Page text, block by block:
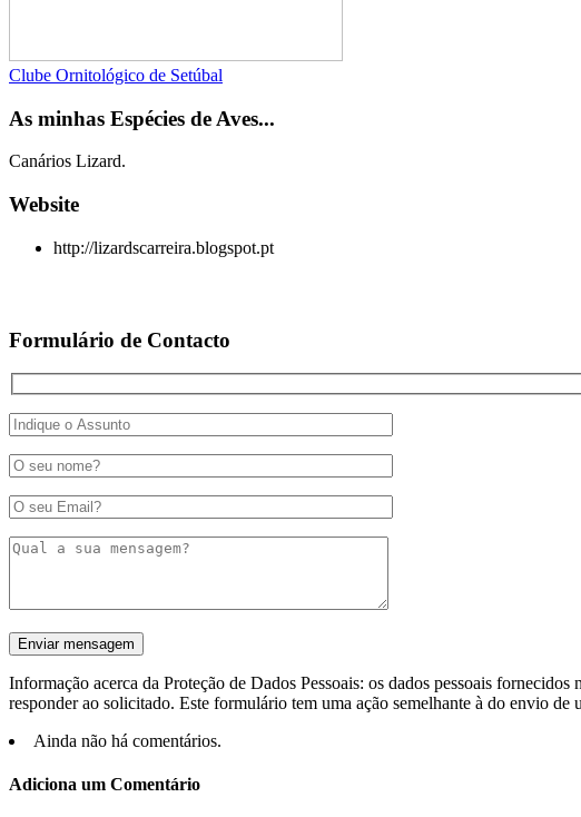
Clube Ornitológico de Setúbal
As minhas Espécies de Aves...
Canários Lizard.
Website
http://lizardscarreira.blogspot.pt
Formulário de Contacto
Informação acerca da Proteção de Dados Pessoais: os dados pessoais
responder ao solicitado. Este formulário tem uma ação semelhante à do envio de
Ainda não há comentários.
Adiciona um Comentário